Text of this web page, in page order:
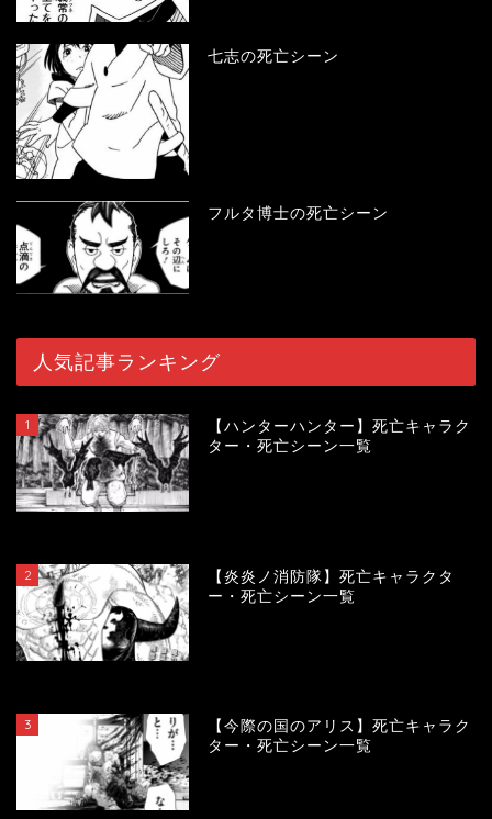
七志の死亡シーン
フルタ博士の死亡シーン
人気記事ランキング
1
【ハンターハンター】死亡キャラク
ター・死亡シーン一覧
2
【炎炎ノ消防隊】死亡キャラクタ
ー・死亡シーン一覧
3
【今際の国のアリス】死亡キャラク
ター・死亡シーン一覧